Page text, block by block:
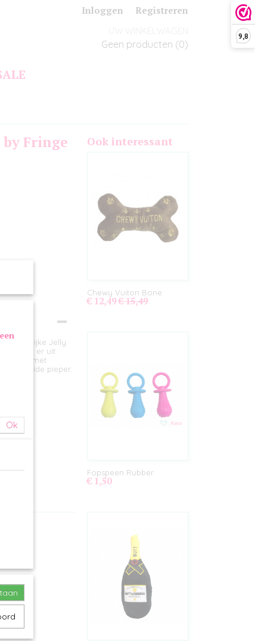
9,8
Inloggen Registreren
Geen producten (0)
by Fringe
de vrolijke Jelly
hond ze er uit
dicht met
met luide pieper.
Ook interessant
Chewy Vuiton Bone
€ 12,49 € 15,49
Fopspeen Rubber
€ 1,50
Ok